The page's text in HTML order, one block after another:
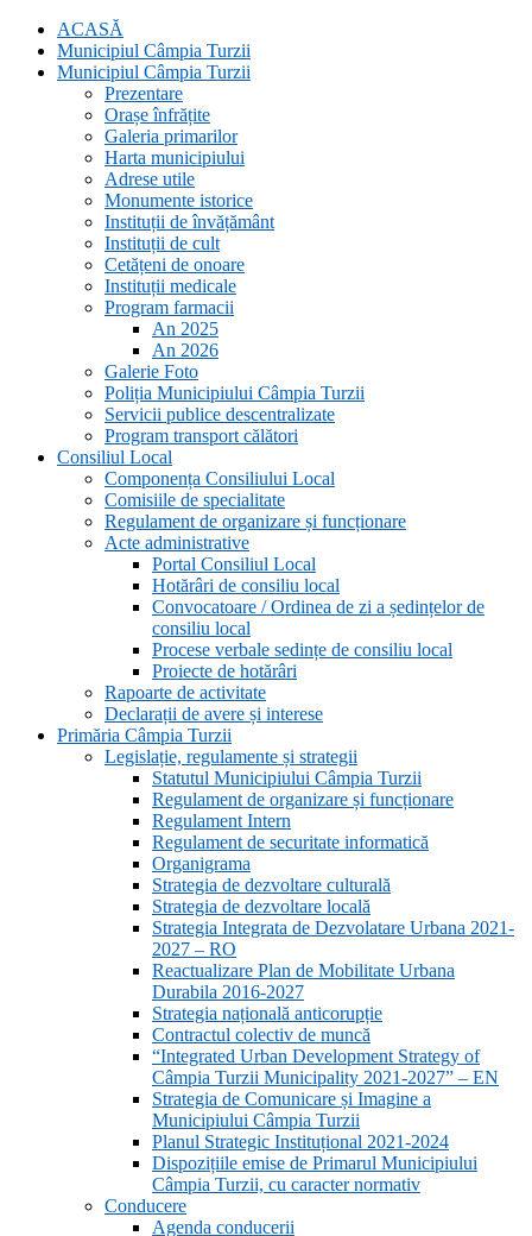
ACASĂ
Municipiul Câmpia Turzii
Municipiul Câmpia Turzii
Prezentare
Orașe înfrățite
Galeria primarilor
Harta municipiului
Adrese utile
Monumente istorice
Instituții de învățământ
Instituții de cult
Cetățeni de onoare
Instituții medicale
Program farmacii
An 2025
An 2026
Galerie Foto
Poliția Municipiului Câmpia Turzii
Servicii publice descentralizate
Program transport călători
Consiliul Local
Componența Consiliului Local
Comisiile de specialitate
Regulament de organizare și funcționare
Acte administrative
Portal Consiliul Local
Hotărâri de consiliu local
Convocatoare / Ordinea de zi a ședințelor de
consiliu local
Procese verbale sedințe de consiliu local
Proiecte de hotărâri
Rapoarte de activitate
Declarații de avere și interese
Primăria Câmpia Turzii
Legislație, regulamente și strategii
Statutul Municipiului Câmpia Turzii
Regulament de organizare și funcționare
Regulament Intern
Regulament de securitate informatică
Organigrama
Strategia de dezvoltare culturală
Strategia de dezvoltare locală
Strategia Integrata de Dezvolatare Urbana 2021-
2027 – RO
Reactualizare Plan de Mobilitate Urbana
Durabila 2016-2027
Strategia națională anticorupție
Contractul colectiv de muncă
“Integrated Urban Development Strategy of
Câmpia Turzii Municipality 2021-2027” – EN
Strategia de Comunicare și Imagine a
Municipiului Câmpia Turzii
Planul Strategic Instituțional 2021-2024
Dispozițiile emise de Primarul Municipiului
Câmpia Turzii, cu caracter normativ
Conducere
Agenda conducerii